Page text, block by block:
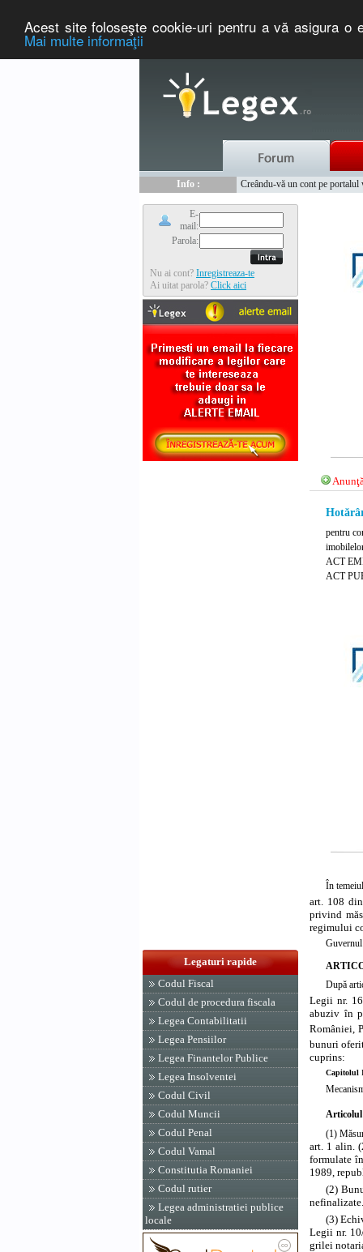
Acest site foloseşte cookie-uri pentru a vă asigura o
Mai multe informaţii
Info :
Creându-vă un cont pe
E-
mail:
Parola:
Nu ai cont? Inregistreaza-te
Ai uitat parola? Click aici
Legaturi rapide
Codul Fiscal
Codul de procedura fiscala
Legea Contabilitatii
Legea Pensiilor
Legea Finantelor Publice
Legea Insolventei
Codul Civil
Codul Muncii
Codul Penal
Codul Vamal
Constitutia Romaniei
Codul rutier
Legea administratiei publice
locale
pentru
ACT
ACT
În temeiul
art. 108
privind
regimului
Guvernul
După
Legii nr.
abuziv în
României,
bunuri
cuprins:
Capitolul
Articolul
(1)
art. 1 alin.
formulate
1989,
(2)
nefinalizate.
(3)
Legii nr.
grilei